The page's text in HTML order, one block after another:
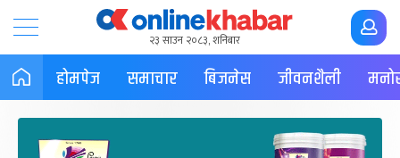
२३ साउन २०८३, शनिबार
होमपेज समाचार बिजनेस जीवनशैली